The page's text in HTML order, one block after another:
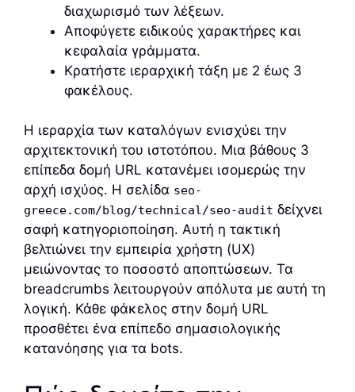
διαχωρισμό των λέξεων.
Αποφύγετε ειδικούς χαρακτήρες και
κεφαλαία γράμματα.
Κρατήστε ιεραρχική τάξη με 2 έως 3
φακέλους.
Η ιεραρχία των καταλόγων ενισχύει την
αρχιτεκτονική του ιστοτόπου. Μια βάθους 3
επίπεδα δομή URL κατανέμει ισομερώς την
αρχή ισχύος. Η σελίδα seo-
greece.com/blog/technical/seo-audit δείχνει
σαφή κατηγοριοποίηση. Αυτή η τακτική
βελτιώνει την εμπειρία χρήστη (UX)
μειώνοντας το ποσοστό αποπτώσεων. Τα
breadcrumbs λειτουργούν απόλυτα με αυτή τη
λογική. Κάθε φάκελος στην δομή URL
προσθέτει ένα επίπεδο σημασιολογικής
κατανόησης για τα bots.